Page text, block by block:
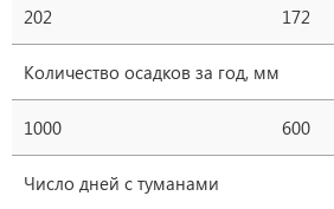
202 172
Количество осадков за год, мм
1000 600
Число дней с туманами